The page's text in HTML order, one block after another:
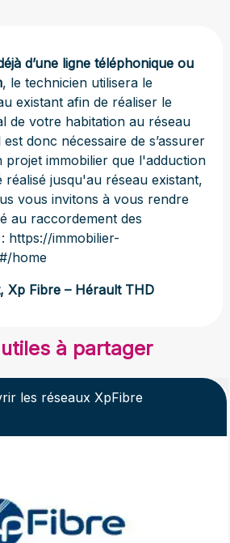
d’une ligne téléphonique ou
, le technicien utilisera le
existant afin de réaliser le
de votre habitation au réseau
donc nécessaire de s’assurer
projet immobilier que l'adduction
réalisé jusqu'au réseau existant,
vous invitons à vous rendre
au raccordement des
https://immobilier-
home
Xp Fibre – Hérault THD
à partager
les réseaux XpFibre